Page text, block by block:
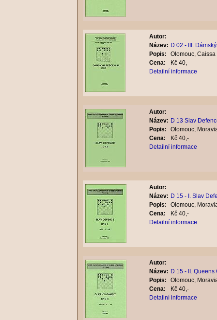
Autor:
Název: D 02 - III.
Popis:
Olomouc,
Cena:
Kč 40,-
Detailní informace
Autor:
Název: D 13 Slav
Popis:
Olomouc,
Cena:
Kč 40,-
Detailní informace
Autor:
Název: D 15 - I. Slav
Popis:
Olomouc,
Cena:
Kč 40,-
Detailní informace
Autor:
Název: D 15 - II. Queens
Popis:
Olomouc,
Cena:
Kč 40,-
Detailní informace